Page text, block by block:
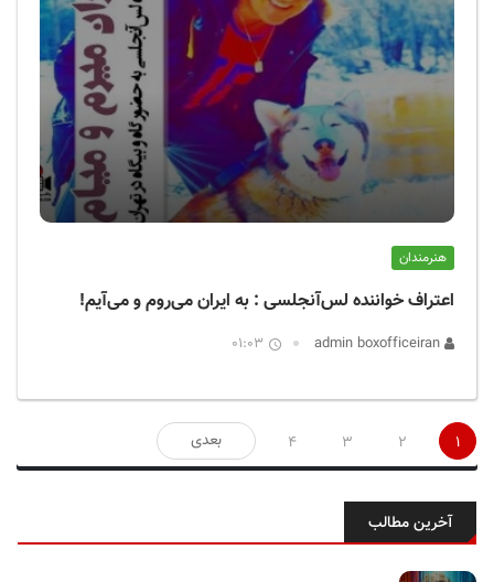
هنرمندان
اعتراف خواننده لس‌آنجلسی : به ایران می‌روم و می‌آیم!
01:03
صفحه‌بندی
نوشته‌ها
1
2
3
4 بعدی
آخرین مطالب